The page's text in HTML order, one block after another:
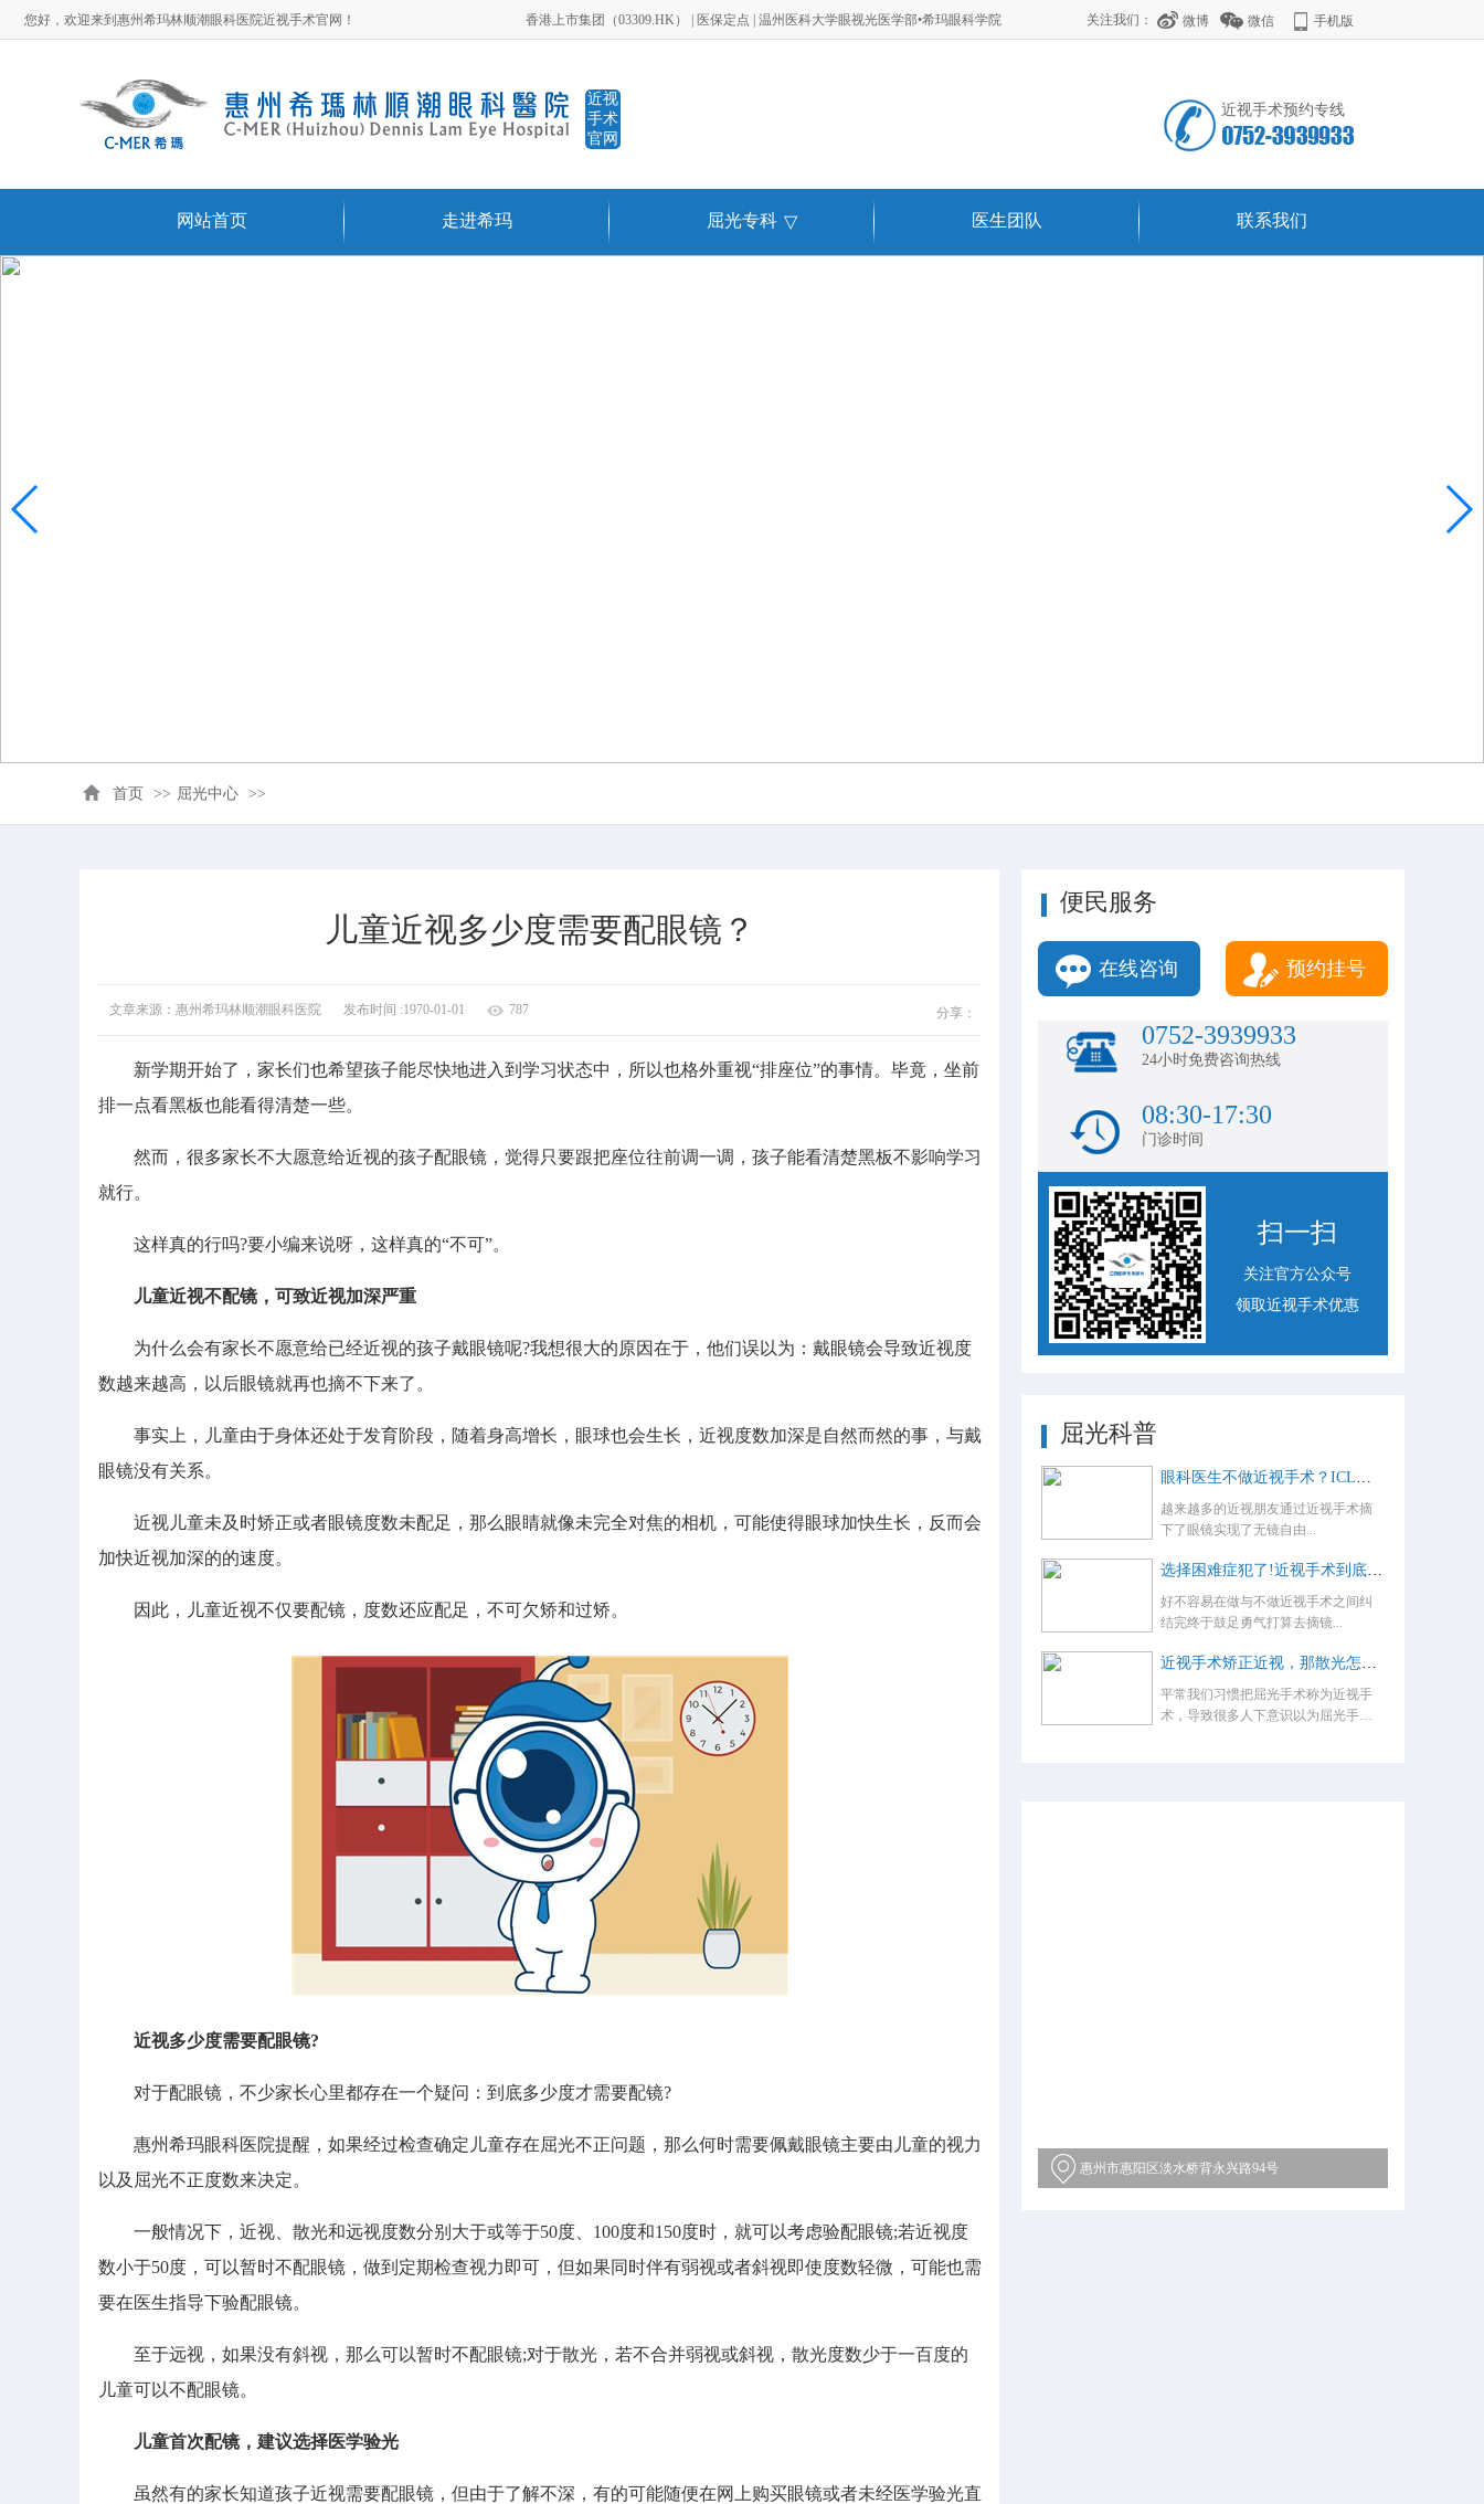
您好，欢迎来到惠州希玛林顺潮眼科医院近视手术官网！ 香港上市集团（03309.HK） | 医保定点 | 温州医科大学眼视光医学部•希玛眼科学院 关注我们： 微博 微信 手机版
近视
手术
官网
近视手术预约专线
网站首页 走进希玛 屈光专科 ▽ 医生团队 联系我们
首页 >> 屈光中心 >>
儿童近视多少度需要配眼镜？
文章来源：惠州希玛林顺潮眼科医院 发布时间 :1970-01-01 787 分享：
新学期开始了，家长们也希望孩子能尽快地进入到学习状态中，所以也格外重视“排座位”的事情。毕竟，坐前
排一点看黑板也能看得清楚一些。
然而，很多家长不大愿意给近视的孩子配眼镜，觉得只要跟把座位往前调一调，孩子能看清楚黑板不影响学习
就行。
这样真的行吗?要小编来说呀，这样真的“不可”。
儿童近视不配镜，可致近视加深严重
为什么会有家长不愿意给已经近视的孩子戴眼镜呢?我想很大的原因在于，他们误以为：戴眼镜会导致近视度
数越来越高，以后眼镜就再也摘不下来了。
事实上，儿童由于身体还处于发育阶段，随着身高增长，眼球也会生长，近视度数加深是自然而然的事，与戴
眼镜没有关系。
近视儿童未及时矫正或者眼镜度数未配足，那么眼睛就像未完全对焦的相机，可能使得眼球加快生长，反而会
加快近视加深的的速度。
因此，儿童近视不仅要配镜，度数还应配足，不可欠矫和过矫。
近视多少度需要配眼镜?
对于配眼镜，不少家长心里都存在一个疑问：到底多少度才需要配镜?
惠州希玛眼科医院提醒，如果经过检查确定儿童存在屈光不正问题，那么何时需要佩戴眼镜主要由儿童的视力
以及屈光不正度数来决定。
一般情况下，近视、散光和远视度数分别大于或等于50度、100度和150度时，就可以考虑验配眼镜;若近视度
数小于50度，可以暂时不配眼镜，做到定期检查视力即可，但如果同时伴有弱视或者斜视即使度数轻微，可能也需
要在医生指导下验配眼镜。
至于远视，如果没有斜视，那么可以暂时不配眼镜;对于散光，若不合并弱视或斜视，散光度数少于一百度的
儿童可以不配眼镜。
儿童首次配镜，建议选择医学验光
虽然有的家长知道孩子近视需要配眼镜，但由于了解不深，有的可能随便在网上购买眼镜或者未经医学验光直
便民服务
在线咨询 预约挂号
0752-3939933
24小时免费咨询热线
08:30-17:30
门诊时间
扫一扫
关注官方公众号
领取近视手术优惠
屈光科普
眼科医生不做近视手术？ICL比激光手术好？这些近视手术谣言，别再信了！
越来越多的近视朋友通过近视手术摘
下了眼镜实现了无镜自由...
选择困难症犯了!近视手术到底怎么选？
好不容易在做与不做近视手术之间纠
结完终于鼓足勇气打算去摘镜...
近视手术矫正近视，那散光怎么办，术后还要戴眼镜吗？
平常我们习惯把屈光手术称为近视手
术，导致很多人下意识以为屈光手术
惠州市惠阳区淡水桥背永兴路94号